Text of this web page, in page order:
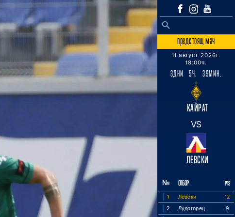
Search
SEARCH BUTTON
предстоящ мач
11 август 2026г.
18:00ч.
3ДНИ 5Ч. 39МИН.
КАЙРАТ
VS
ЛЕВСКИ
№ ОТБОР PTS
1 Левски
12
2
Лудогорец
9